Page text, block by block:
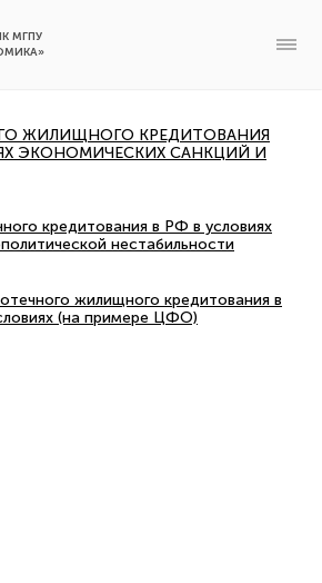
МГПУ
ЖИЛИЩНОГО КРЕДИТОВАНИЯ
ЭКОНОМИЧЕСКИХ САНКЦИЙ И
кредитования в РФ в условиях
нестабильности
жилищного кредитования в
(на примере ЦФО)